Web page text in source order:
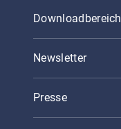
Downloadbereich
Newsletter
Presse